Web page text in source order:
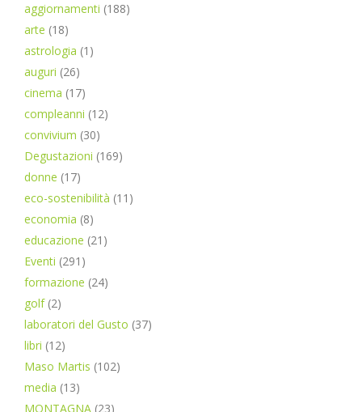
aggiornamenti (188)
arte (18)
astrologia (1)
auguri (26)
cinema (17)
compleanni (12)
convivium (30)
Degustazioni (169)
donne (17)
eco-sostenibilità (11)
economia (8)
educazione (21)
Eventi (291)
formazione (24)
golf(2)
laboratori del Gusto (37)
libri (12)
Maso Martis (102)
media (13)
MONTAGNA (23)